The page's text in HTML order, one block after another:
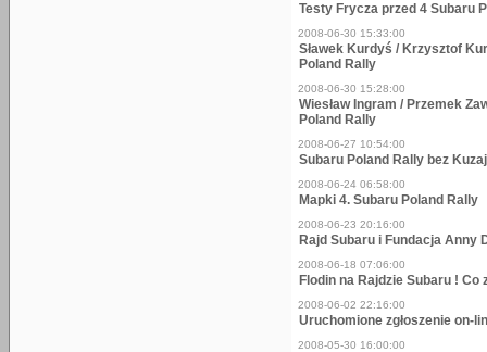
Testy Frycza przed 4 Subaru
2008-06-30 15:33:00
Sławek Kurdyś / Krzysztof
Poland Rally
2008-06-30 15:28:00
Wiesław Ingram / Przemek
Poland Rally
2008-06-27 10:54:00
Subaru Poland Rally bez
2008-06-24 06:58:00
Mapki 4. Subaru Poland Rally
2008-06-23 20:16:00
Rajd Subaru i Fundacja Anny
2008-06-18 07:06:00
Flodin na Rajdzie Subaru ! Co
2008-06-02 22:16:00
Uruchomione zgłoszenie on-
2008-05-30 16:00:00